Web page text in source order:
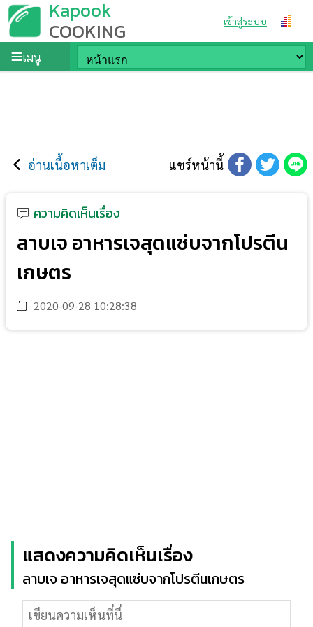
Kapook
COOKING เข้าสู่ระบบ
เมนู
อ่านเนื้อหาเต็ม แชร์หน้านี้
ความคิดเห็นเรื่อง
ลาบเจ อาหารเจสุดแซ่บจากโปรตีน
เกษตร
2020-09-28 10:28:38
แสดงความคิดเห็นเรื่อง
ลาบเจ อาหารเจสุดแซ่บจากโปรตีนเกษตร